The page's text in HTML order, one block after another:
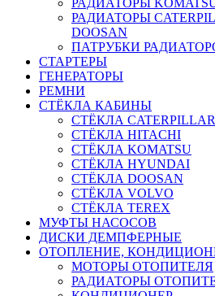
РАДИАТОРЫ
DOOSAN
ПАТРУБКИ
СТАРТЕРЫ
ГЕНЕРАТОРЫ
РЕМНИ
СТЁКЛА КАБИНЫ
СТЁКЛА CATERPILLAR
СТЁКЛА HITACHI
СТЁКЛА KOMATSU
СТЁКЛА HYUNDAI
СТЁКЛА DOOSAN
СТЁКЛА VOLVO
СТЁКЛА TEREX
МУФТЫ НАСОСОВ
ДИСКИ ДЕМПФЕРНЫЕ
ОТОПЛЕНИЕ,
МОТОРЫ ОТОПИТЕЛЯ
РАДИАТОРЫ